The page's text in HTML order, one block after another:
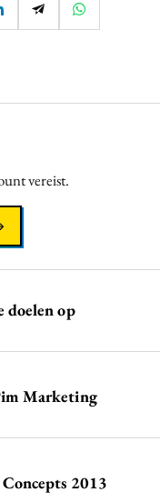
vereist.
doelen op
Marketing
2013